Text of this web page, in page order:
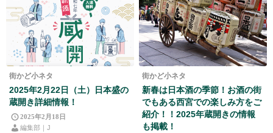
街かど小ネタ
2025年2月22日（土）日本盛の
蔵開き詳細情報！
2025年2月18日
編集部｜J
街かど小ネタ
新春は日本酒の季節！お酒の街
でもある西宮での楽しみ方をご
紹介！！2025年蔵開きの情報
も掲載！